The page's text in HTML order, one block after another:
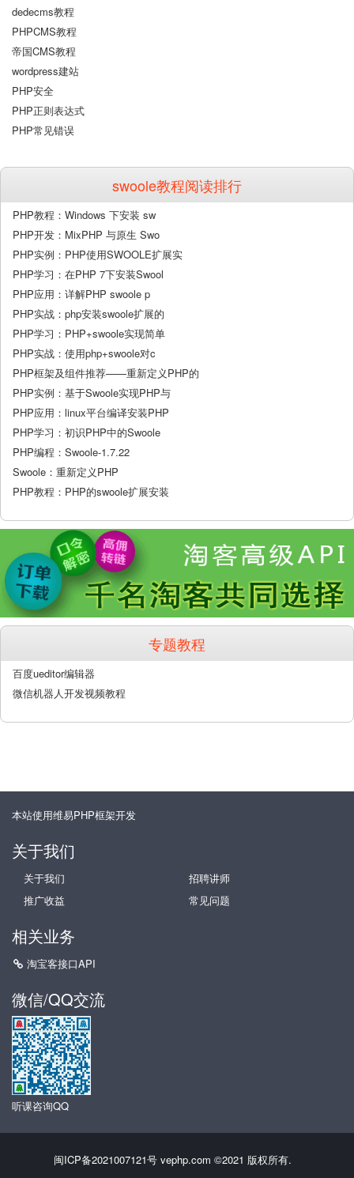
dedecms教程
PHPCMS教程
帝国CMS教程
wordpress建站
PHP安全
PHP正则表达式
PHP常见错误
swoole教程阅读排行
PHP教程：Windows 下安装 sw
PHP开发：MixPHP 与原生 Swo
PHP实例：PHP使用SWOOLE扩展实
PHP学习：在PHP 7下安装Swool
PHP应用：详解PHP swoole p
PHP实战：php安装swoole扩展的
PHP学习：PHP+swoole实现简单
PHP实战：使用php+swoole对c
PHP框架及组件推荐——重新定义PHP的
PHP实例：基于Swoole实现PHP与
PHP应用：linux平台编译安装PHP
PHP学习：初识PHP中的Swoole
PHP编程：Swoole-1.7.22
Swoole：重新定义PHP
PHP教程：PHP的swoole扩展安装
专题教程
百度ueditor编辑器
微信机器人开发视频教程
本站使用维易PHP框架开发
关于我们
关于我们
招聘讲师
推广收益
常见问题
相关业务
淘宝客接口API
微信/QQ交流
听课咨询QQ
闽ICP备2021007121号vephp.com ©2021 版权所有.